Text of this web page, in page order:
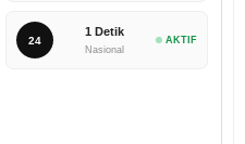
24
1 Detik
Nasional
AKTIF